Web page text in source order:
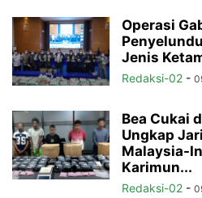
Operasi
Jenis
Redaksi-02 -
Bea Cukai
Ungkap
Malaysia-
Karimun...
Redaksi-02 -